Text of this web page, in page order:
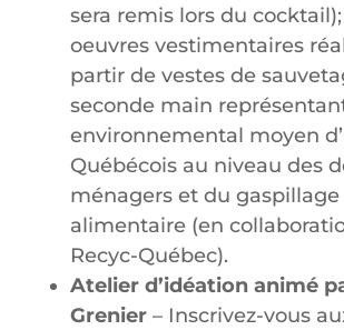
sera remis lors du
oeuvres vestimentaires
partir de vestes de
seconde main
environnemental moyen
Québécois au niveau des
ménagers et du gaspillage
alimentaire (en
Recyc-Québec).
Atelier d’idéation animé
Grenier– Inscrivez-vous